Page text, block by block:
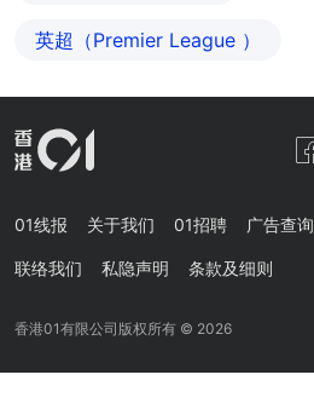
英超（Premier League ）
01线报 关于我们 01招聘 广告查询
联络我们 私隐声明 条款及细则
香港01有限公司版权所有 © 2026